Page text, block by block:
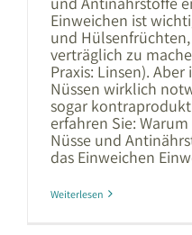
Einweichen ist
und
verträglich zu
Praxis: Linsen). Aber
Nüssen wirklich
sogar
erfahren Sie:
Nüsse und
das Einweichen
Weiterlesen